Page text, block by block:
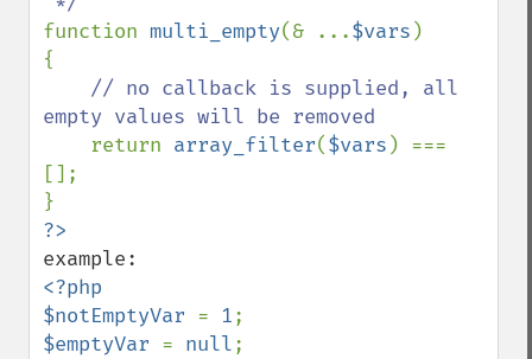
function multi_empty(& ...$vars )
{
// no callback is supplied, all
empty values will be removed
return array_filter($vars ) ===
[];
<?php
$notEmptyVar = 1
$emptyVar = null